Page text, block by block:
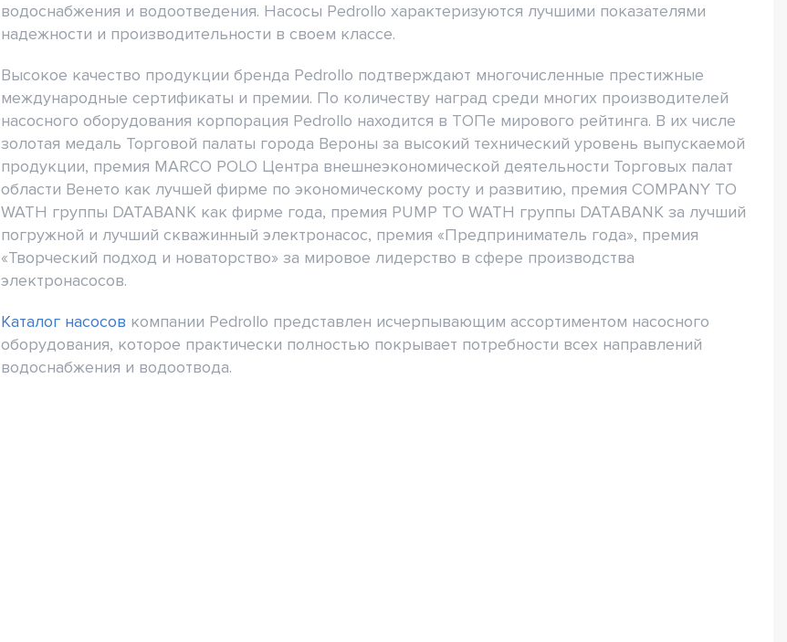
водоснабжения и водоотведения. Насосы Pedrollo характеризуются лучшими показателями
надежности и производительности в своем классе.
Высокое качество продукции бренда Pedrollo подтверждают многочисленные престижные
международные сертификаты и премии. По количеству наград среди многих производителей
насосного оборудования корпорация Pedrollo находится в ТОПе мирового рейтинга. В их числе
золотая медаль Торговой палаты города Вероны за высокий технический уровень выпускаемой
продукции, премия MARCO POLO Центра внешнеэкономической деятельности Торговых палат
области Венето как лучшей фирме по экономическому росту и развитию, премия COMPANY TO
WATH группы DATABANK как фирме года, премия PUMP TO WATH группы DATABANK за лучший
погружной и лучший скважинный электронасос, премия «Предприниматель года», премия
«Творческий подход и новаторство» за мировое лидерство в сфере производства
электронасосов.
Каталог насосов компании Pedrollo представлен исчерпывающим ассортиментом насосного
оборудования, которое практически полностью покрывает потребности всех направлений
водоснабжения и водоотвода.